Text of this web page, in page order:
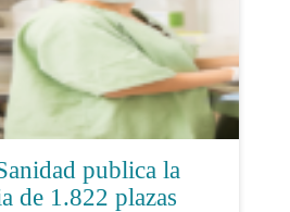
publica la
de 1.822 plazas